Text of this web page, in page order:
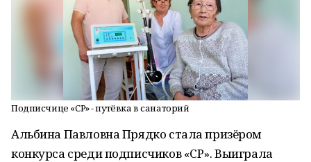
Подписчице «СР» - путёвка в санаторий
Альбина Павловна Прядко стала призёром
конкурса среди подписчиков «СР». Выиграла